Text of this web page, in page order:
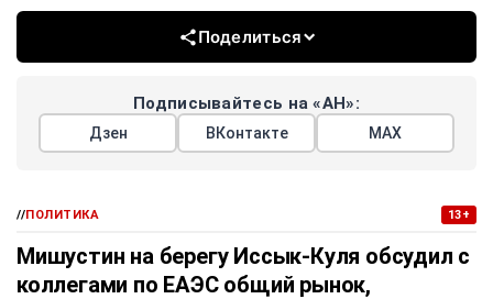
Поделиться
Подписывайтесь на «АН»:
Дзен ВКонтакте МАХ
//ПОЛИТИКА 13+
Мишустин на берегу Иссык-Куля обсудил с
коллегами по ЕАЭС общий рынок,